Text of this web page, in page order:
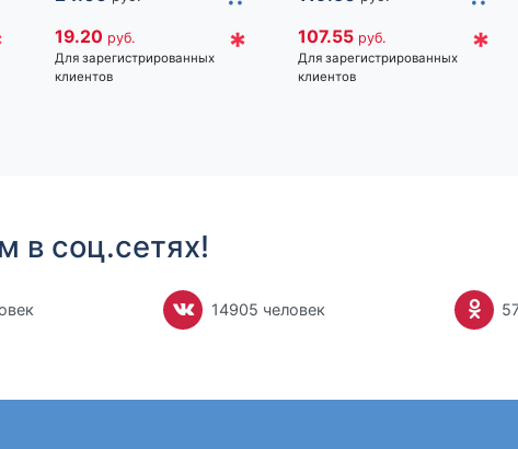
19.20 руб.
Для зарегистрированных
клиентов
* 107.55 руб.
Для зарегистрированных
клиентов
*
в соц.сетях!
14905 человек